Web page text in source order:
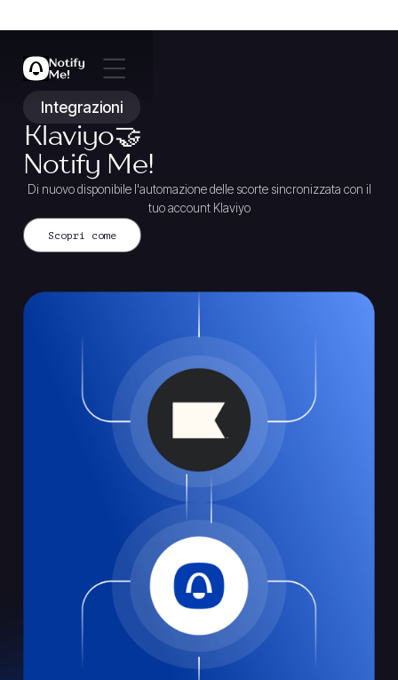
Integrazioni
Klaviyo🤝
Notify Me!
Di nuovo disponibile l'automazione delle scorte sincronizzata con il
tuo account Klaviyo
Scopri come